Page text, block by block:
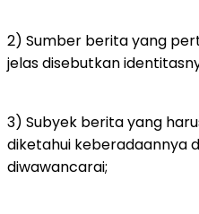
2) Sumber berita yang
jelas disebutkan
3) Subyek berita yang
diketahui keberadaannya
diwawancarai;